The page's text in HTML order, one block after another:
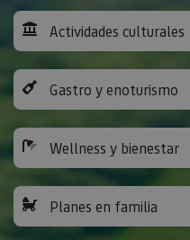
Actividades culturales
Gastro y enoturismo
Wellness y bienestar
Planes en familia